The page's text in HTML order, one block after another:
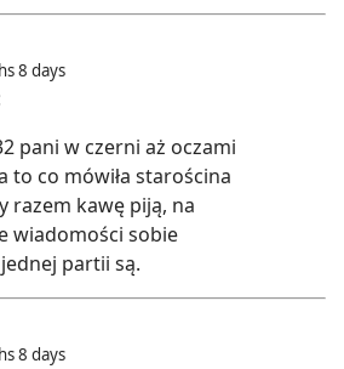
8 days
pani w czerni aż oczami
to co mówiła starościna
razem kawę piją, na
wiadomości sobie
partii są.
8 days